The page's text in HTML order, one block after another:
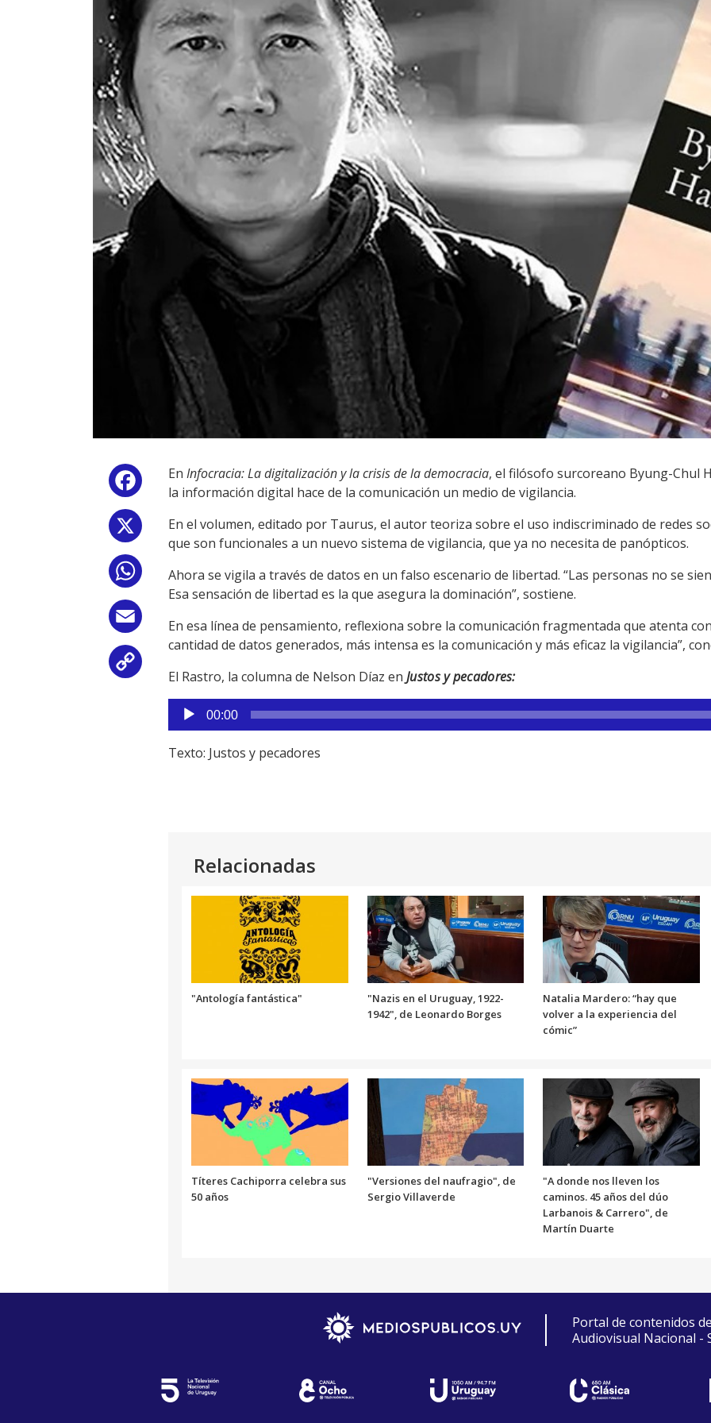
Facebook
WhatsApp
Email
Link
En Infocracia: La digitalización y la crisis de la democracia, el filósofo surcoreano Byung-Chul
la información digital hace de la comunicación un medio de vigilancia.
En el volumen, editado por Taurus, el autor teoriza sobre el uso indiscriminado de redes
que son funcionales a un nuevo sistema de vigilancia, que ya no necesita de panópticos.
Ahora se vigila a través de datos en un falso escenario de libertad. “Las personas no se
Esa sensación de libertad es la que asegura la dominación”, sostiene.
En esa línea de pensamiento, reflexiona sobre la comunicación fragmentada que atenta
cantidad de datos generados, más intensa es la comunicación y más eficaz la vigilancia”,
El Rastro, la columna de Nelson Díaz en Justos y pecadores:
Reproductor
de
audio
00:00
Texto: Justos y pecadores
Relacionadas
"Antología fantástica"
"Nazis en el Uruguay, 1922-
1942", de Leonardo Borges
Natalia Mardero: “hay que
volver a la experiencia del
cómic”
Títeres Cachiporra celebra sus
50 años
"Versiones del naufragio", de
Sergio Villaverde
"A donde nos lleven los
caminos. 45 años del dúo
Larbanois & Carrero", de
Martín Duarte
Portal de contenidos
Audiovisual Nacional -